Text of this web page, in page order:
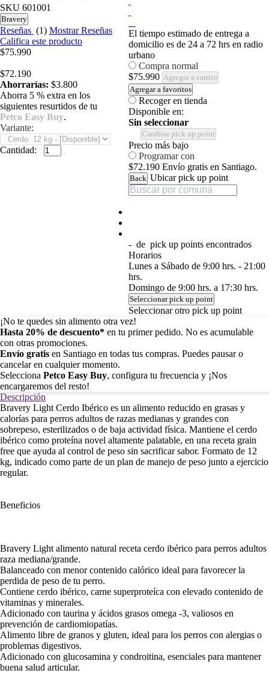
SKU 601001
Bravery
Reseñas (1) Mostrar Reseñas
Califica este producto
$75.990
$72.190
Ahorrarías: $3.800
Ahorra 5 % extra en los
siguientes resurtidos de tu
Petco Easy Buy.
Variante:
Cantidad:
El tiempo estimado de entrega a
domicilio es de 24 a 72 hrs en radio
urbano
Compra normal
$75.990 Agregar a carrito
Agregar a favoritos
Recoger en tienda
Disponible en:
Sin seleccionar
Cambiar pick up point
Precio más bajo
Programar con
$72.190 Envío gratis en Santiago.
Back Ubicar pick up point
- de pick up points encontrados
Horarios
Lunes a Sábado de 9:00 hrs. - 21:00
hrs.
Domingo de 9:00 hrs. a 17:30 hrs.
Seleccionar pick up point
Seleccionar otro pick up point
¡No te quedes sin alimento otra vez!
Hasta 20% de descuento* en tu primer pedido. No es acumulable
con otras promociones.
Envío gratis en Santiago en todas tus compras. Puedes pausar o
cancelar en cualquier momento.
Selecciona Petco Easy Buy, configura tu frecuencia y ¡Nos
encargaremos del resto!
Descripción
Bravery Light Cerdo Ibérico es un alimento reducido en grasas y
calorías para perros adultos de razas medianas y grandes con
sobrepeso, esterilizados o de baja actividad física. Mantiene el cerdo
ibérico como proteína novel altamente palatable, en una receta grain
free que ayuda al control de peso sin sacrificar sabor. Formato de 12
kg, indicado como parte de un plan de manejo de peso junto a ejercicio
regular.
Beneficios
Bravery Light alimento natural receta cerdo ibérico para perros adultos
raza mediana/grande.
Balanceado con menor contenido calórico ideal para favorecer la
perdida de peso de tu perro.
Contiene cerdo ibérico, carne superproteíca con elevado contenido de
vitaminas y minerales.
Adicionado con taurina y ácidos grasos omega -3, valiosos en
prevención de cardiomiopatías.
Alimento libre de granos y gluten, ideal para los perros con alergias o
problemas digestivos.
Adicionado con glucosamina y condroitina, esenciales para mantener
buena salud articular.